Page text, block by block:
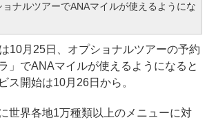
ナルツアーでANAマイルが使えるようにな
10月25日、オプショナルツアーの予約
」でANAマイルが使えるようになると
ス開始は10月26日から。
世界各地1万種類以上のメニューに対